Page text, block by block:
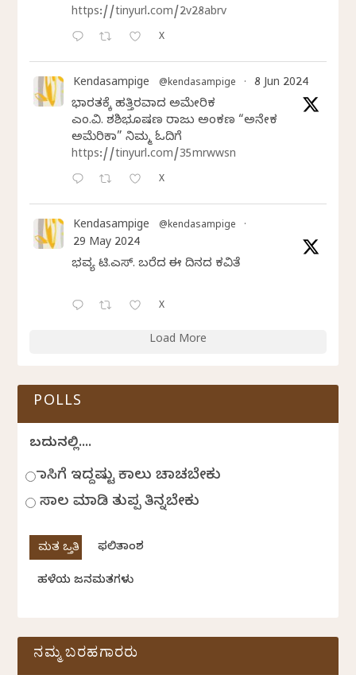
https://tinyurl.com/2v28abrv
X
Kendasampige @kendasampige · 8 Jun 2024
ಭಾರತಕ್ಕೆ ಹತ್ತಿರವಾದ ಅಮೇರಿಕ
ಎಂ.ವಿ. ಶಶಿಭೂಷಣ ರಾಜು ಅಂಕಣ “ಅನೇಕ
ಅಮೆರಿಕಾ” ನಿಮ್ಮ ಓದಿಗೆ
https://tinyurl.com/35mrwwsn
X
Kendasampige @kendasampige ·
29 May 2024
ಭವ್ಯ ಟಿ.ಎಸ್. ಬರೆದ ಈ ದಿನದ ಕವಿತೆ
X
Load More
POLLS
ಬದುಕಿನಲ್ಲಿ....
ಹಾಸಿಗೆ ಇದ್ದಷ್ಟು ಕಾಲು ಚಾಚಬೇಕು
ಸಾಲ ಮಾಡಿ ತುಪ್ಪ ತಿನ್ನಬೇಕು
ಫಲಿತಾಂಶ
ಹಳೆಯ ಜನಮತಗಳು
ನಮ್ಮ ಬರಹಗಾರರು